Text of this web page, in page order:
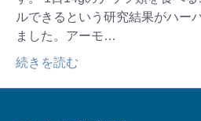
ルできるという研究結果がハー
ました。アーモ…
続きを読む